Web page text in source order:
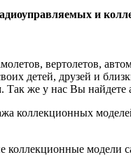
и
вертолетов,
детей, друзей и
же у нас Вы найдете
коллекционных
модели